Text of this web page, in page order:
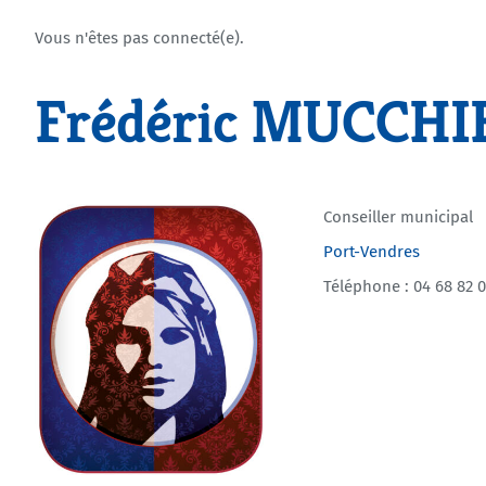
Vous n'êtes pas connecté(e).
Frédéric
Conseiller municipal
Port-Vendres
Téléphone : 04 68 82